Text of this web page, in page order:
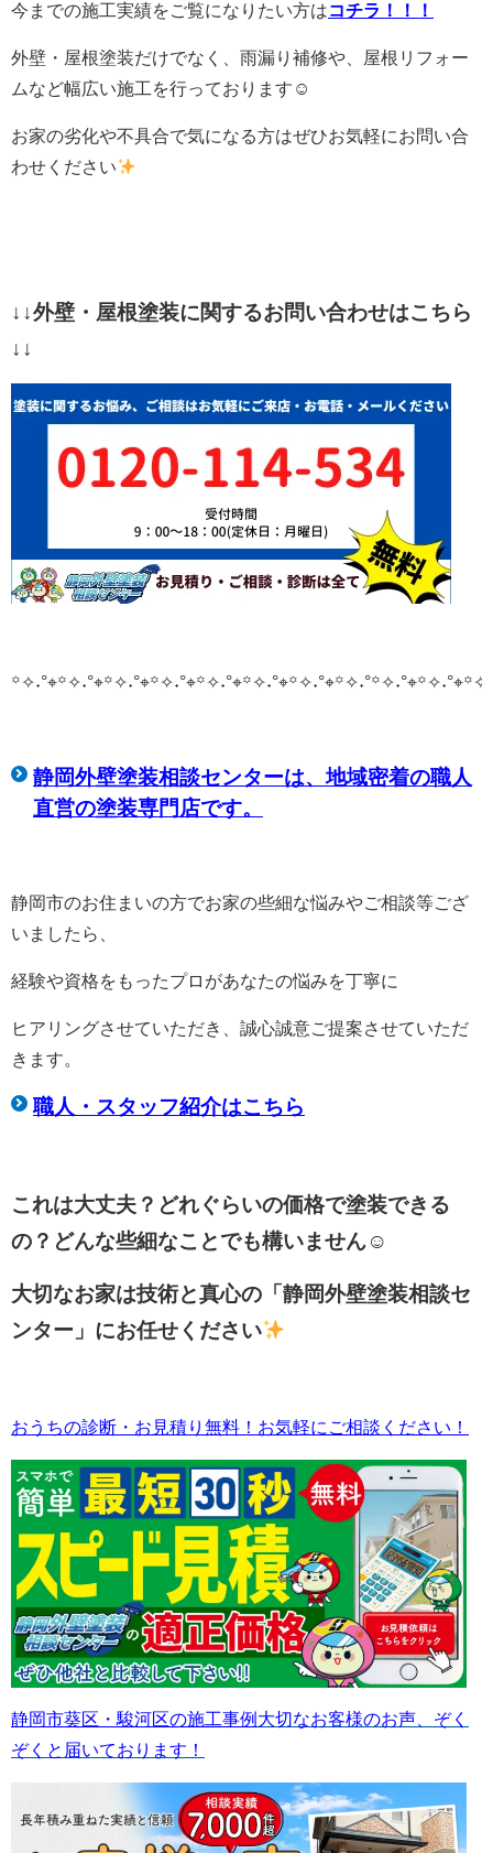
今までの施工実績をご覧になりたい方はコチラ！！！
外壁・屋根塗装だけでなく、雨漏り補修や、屋根リフォー
ムなど幅広い施工を行っております☺
お家の劣化や不具合で気になる方はぜひお気軽にお問い合
わせください
↓↓外壁・屋根塗装に関するお問い合わせはこちら
↓↓
꙳✧˖°⌖꙳✧˖°⌖꙳✧˖°⌖꙳✧˖°⌖꙳✧˖°⌖꙳✧˖°⌖꙳✧˖°⌖꙳✧˖°
静岡外壁塗装相談センターは、地域密着の職人
直営の塗装専門店です。
静岡市のお住まいの方でお家の些細な悩みやご相談等ござ
いましたら、
経験や資格をもったプロがあなたの悩みを丁寧に
ヒアリングさせていただき、誠心誠意ご提案させていただ
きます。
職人・スタッフ紹介はこちら
これは大丈夫？どれぐらいの価格で塗装できる
の？どんな些細なことでも構いません☺
大切なお家は技術と真心の「静岡外壁塗装相談セ
ンター」にお任せください
おうちの診断・お見積り無料！お気軽にご相談ください！
静岡市葵区・駿河区の施工事例 大切なお客様のお声、ぞく
ぞくと届いております！